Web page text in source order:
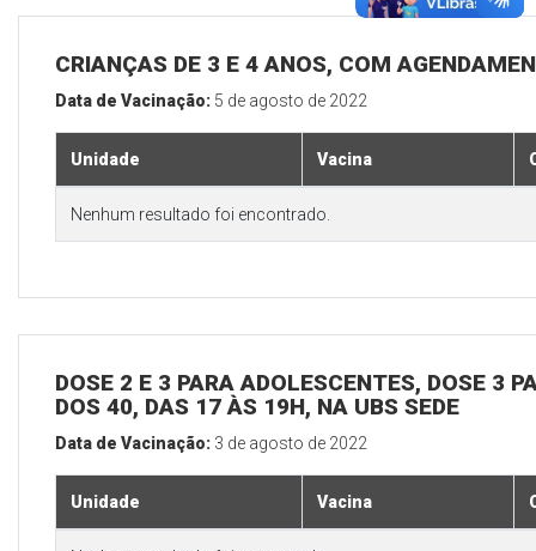
CRIANÇAS DE 3 E 4 ANOS, COM
Data de Vacinação: 5 de agosto de 2022
Unidade Vacina
Nenhum resultado foi encontrado.
DOSE 2 E 3 PARA ADOLESCENTES, DOSE 3
DOS 40, DAS 17 ÀS 19H, NA UBS SEDE
Data de Vacinação: 3 de agosto de 2022
Unidade Vacina